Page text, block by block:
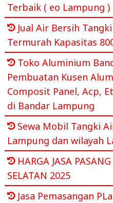
Terbaik ( eo Lampung )
Jual Air Bersih
Termurah Kapasitas
Toko Aluminium
Pembuatan Kusen
Composit Panel, Acp,
di Bandar Lampung
Sewa Mobil Tangki
Lampung dan wilayah
HARGA JASA
SELATAN 2025
Jasa Pemasangan